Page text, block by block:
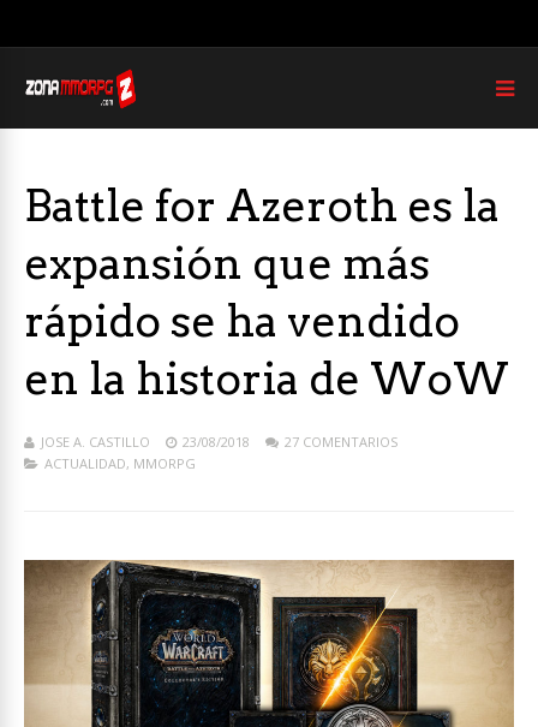
Battle for Azeroth es la
expansión que más
rápido se ha vendido
en la historia de WoW
JOSE A. CASTILLO 23/08/2018
27 COMENTARIOS
ACTUALIDAD, MMORPG